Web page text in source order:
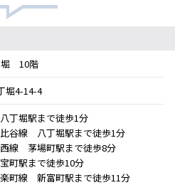
堀 10階
堀4-14-4
丁堀駅まで徒歩1分
谷線 八丁堀駅まで徒歩1分
線 茅場町駅まで徒歩8分
町駅まで徒歩10分
町線 新富町駅まで徒歩11分